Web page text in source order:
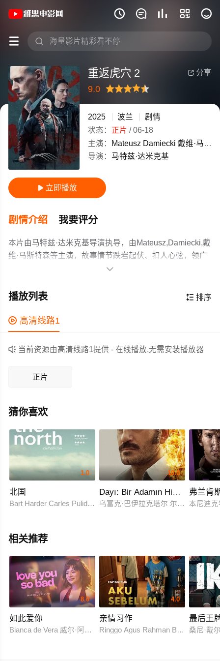
    
 
《重返虎穴 2》(2025)波兰波兰语高清
 分享
重返虎穴 2
9.0
很差较差
还行推荐力荐
2025 波兰
剧情
状态： 正片 /06-18
主演：
Mateusz Damiecki 戴维·马斯特森
导演： 马特兹·达米克基
 立即播放
剧情介绍 我要评分
本片由马特兹·达米克基导演执导，由Mateusz,Damiecki,戴
维·马斯特森等主演，故事情节跌岩起伏、扣人心弦，领广
大剧情片爱好者和观众们都期待不已。
帮，并将目标转向了境外。
定的看点，在演员表现和剧情架构上也都有不错的亮点，
剧情紧凑，角色塑造鲜明，适合喜欢剧情类电影的观众观
看。

 排序
播放列表
 高清线路1
 当前资源由高清线路1提供 - 在线播放,无需安装播放器
正片
猜你喜欢
1.0
北国
Bart Harder Carles Pulido 马菲积斯·范德桑德·巴库曾 奥利·巴西
10.0
Dayı: Bir Adamın Hikayesi 2
乌富克·巴伊拉克塔尔 尔迪雷·沙希
弗兰肯
本尼迪
相关推荐
8.0
如此爱你
Bianca de Vera 威尔·阿什利·德莱昂
4.0
亲情习作
Ringgo Agus Rahman Bima Sena
最后王
桑尼·戴